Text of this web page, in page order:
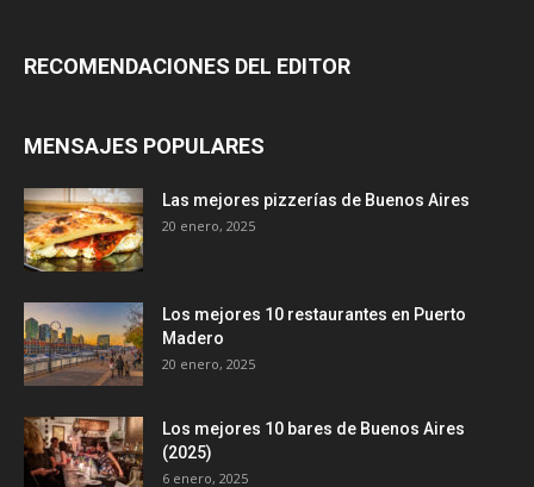
RECOMENDACIONES DEL EDITOR
MENSAJES POPULARES
Las mejores pizzerías de Buenos Aires
20 enero, 2025
Los mejores 10 restaurantes en Puerto
Madero
20 enero, 2025
Los mejores 10 bares de Buenos Aires
(2025)
6 enero, 2025